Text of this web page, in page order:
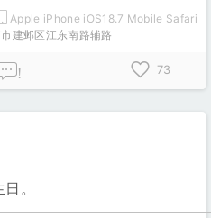
Apple iPhone iOS18.7 Mobile Safari
建邺区江东南路辅路
! 73
。